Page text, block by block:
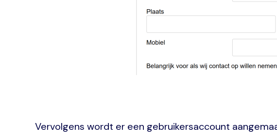
Vervolgens wordt er een gebruikersaccount